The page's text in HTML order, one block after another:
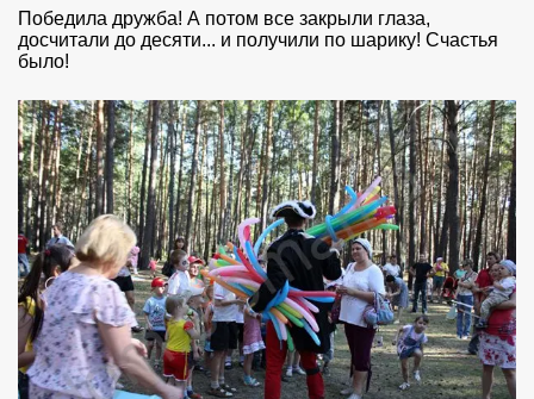
Победила дружба! А потом все закрыли глаза,
досчитали до десяти... и получили по шарику! Счастья
было!